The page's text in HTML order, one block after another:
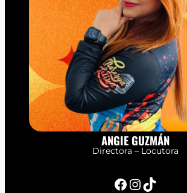
ANGIE GUZMÁN
Directora – Locutora
Facebook InstagramTikTok